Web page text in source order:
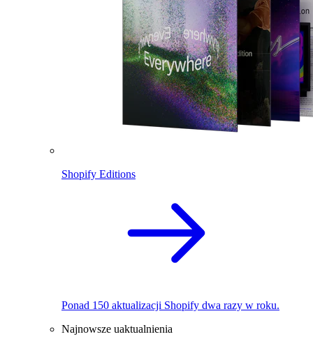
Shopify Editions
Ponad 150 aktualizacji Shopify dwa razy w roku.
Najnowsze uaktualnienia